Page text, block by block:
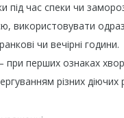
час спеки чи
використовувати
чи вечірні години.
перших ознаках
різних